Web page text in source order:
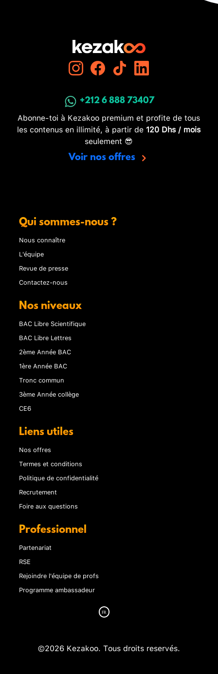
+212 6 888 73407
Abonne-toi à Kezakoo premium et profite de tous
les contenus en illimité, à partir de 120 Dhs / mois
seulement 😎
Voir nos offres
Qui sommes-nous ?
Nous connaître
L'équipe
Revue de presse
Contactez-nous
Nos niveaux
BAC Libre Scientifique
BAC Libre Lettres
2ème Année BAC
1ère Année BAC
Tronc commun
3ème Année collège
CE6
Liens utiles
Nos offres
Termes et conditions
Politique de confidentialité
Recrutement
Foire aux questions
Professionnel
Partenariat
RSE
Rejoindre l'équipe de profs
Programme ambassadeur
©2026 Kezakoo. Tous droits reservés.